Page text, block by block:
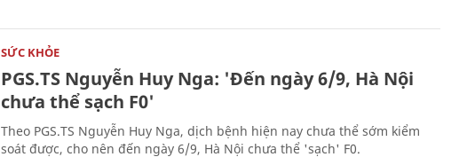
SỨC KHỎE
PGS.TS Nguyễn Huy Nga: 'Đến ngày 6/9, Hà Nội
chưa thể sạch F0'
Theo PGS.TS Nguyễn Huy Nga, dịch bệnh hiện nay chưa thể sớm kiểm
soát được, cho nên đến ngày 6/9, Hà Nội chưa thể 'sạch' F0.